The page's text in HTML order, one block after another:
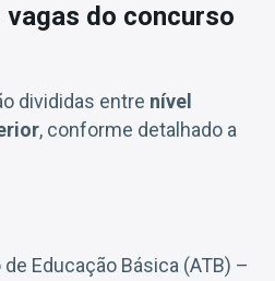
do concurso
divididas entre nível
, conforme detalhado a
Educação Básica (ATB) –